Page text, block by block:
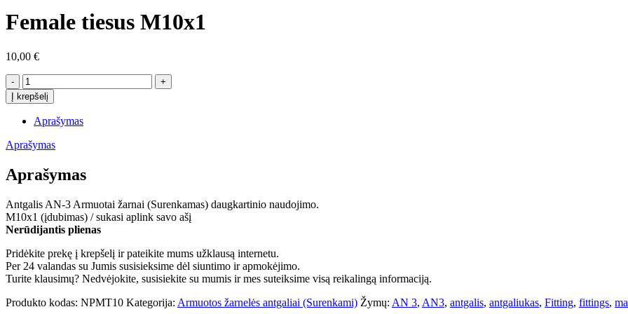
Female tiesus M10x1
10,00 €
produkto
kiekis:
Female
tiesus
M10x1
Į krepšelį
Aprašymas
Aprašymas
Aprašymas
Antgalis AN-3 Armuotai žarnai (Surenkamas) daugkartinio naudojimo.
M10x1 (įdubimas) / sukasi aplink savo ašį
Nerūdijantis plienas
Pridėkite prekę į krepšelį ir pateikite mums užklausą internetu.
Per 24 valandas su Jumis susisieksime dėl siuntimo ir apmokėjimo.
Turite klausimų? Nedvėjokite, susisiekite su mumis ir mes suteiksime visą reikalingą informaciją.
Produkto kodas: NPMT10 Kategorija: Armuotos žarnelės antgaliai (Surenkami) Žymų: AN 3, AN3, antgalis, antgaliukas, Fitting, fittings,